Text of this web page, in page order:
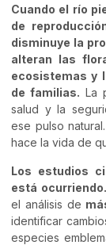
Cuando el río
de
disminuye la
alteran las
ecosistemas y
de familias. La
salud y la
ese pulso
hace la vida de
Los estudios
está ocurriendo.
el análisis de
identificar
especies